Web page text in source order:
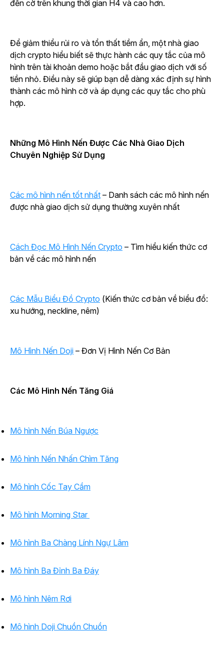
đến cờ trên khung thời gian H4 và cao hơn.
Để giảm thiểu rủi ro và tổn thất tiềm ẩn, một nhà giao
dịch crypto hiểu biết sẽ thực hành các quy tắc của mô
hình trên tài khoản demo hoặc bắt đầu giao dịch với số
tiền nhỏ. Điều này sẽ giúp bạn dễ dàng xác định sự hình
thành các mô hình cờ và áp dụng các quy tắc cho phù
hợp.
Những Mô Hình Nến Được Các Nhà Giao Dịch
Chuyên Nghiệp Sử Dụng
Các mô hình nến tốt nhất – Danh sách các mô hình nến
được nhà giao dịch sử dụng thường xuyên nhất
Cách Đọc Mô Hình Nến Crypto – Tìm hiểu kiến thức cơ
bản về các mô hình nến
Các Mẫu Biểu Đồ Crypto (Kiến thức cơ bản về biểu đồ:
xu hướng, neckline, nêm)
Mô Hình Nến Doji – Đơn Vị Hình Nến Cơ Bản
Các Mô Hình Nến Tăng Giá
Mô hình Nến Búa Ngược
Mô hình Nến Nhấn Chìm Tăng
Mô hình Cốc Tay Cầm
Mô hình Morning Star
Mô hình Ba Chàng Lính Ngự Lâm
Mô hình Ba Đỉnh Ba Đáy
Mô hình Nêm Rơi
Mô hình Doji Chuồn Chuồn